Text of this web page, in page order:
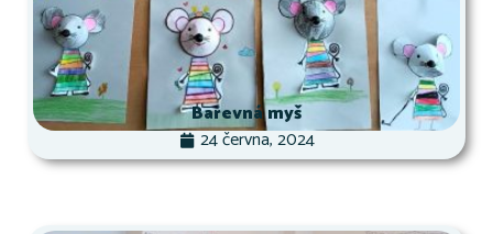
Barevná myš
24 června, 2024